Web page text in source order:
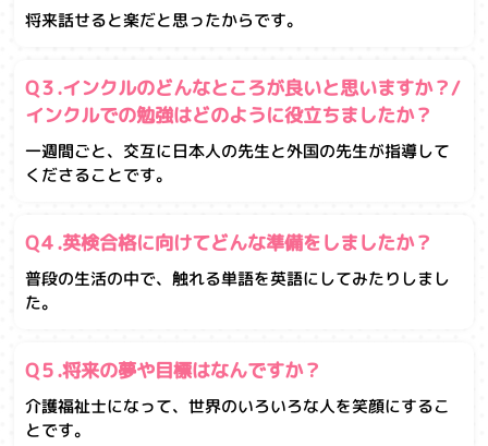
将来話せると楽だと思ったからです。
Q３.インクルのどんなところが良いと思いますか？/
インクルでの勉強はどのように役立ちましたか？
一週間ごと、交互に日本人の先生と外国の先生が指導して
くださることです。
Q４.英検合格に向けてどんな準備をしましたか？
普段の生活の中で、触れる単語を英語にしてみたりしまし
た。
Q５.将来の夢や目標はなんですか？
介護福祉士になって、世界のいろいろな人を笑顔にするこ
とです。